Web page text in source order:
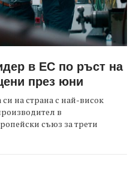
в ЕС по ръст на
през юни
на страна с най-висок
в
съюз за трети